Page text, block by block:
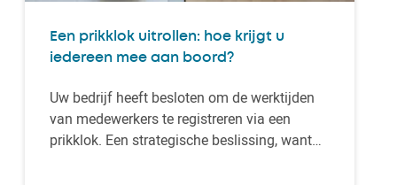
Een prikklok uitrollen: hoe krijgt u
iedereen mee aan boord?
Uw bedrijf heeft besloten om de werktijden
van medewerkers te registreren via een
prikklok. Een strategische beslissing, want